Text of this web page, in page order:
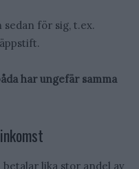
för sig, t.ex.
har ungefär samma
lika stor andel av